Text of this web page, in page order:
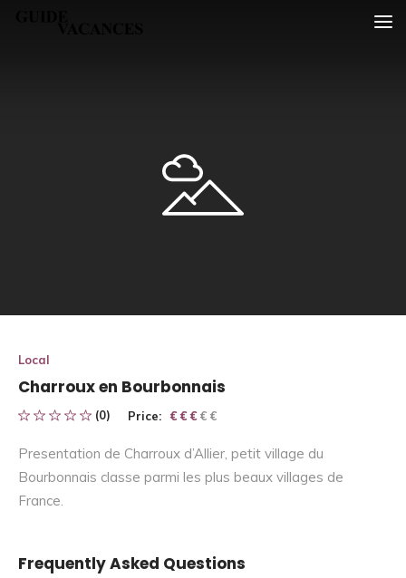
Local
Charroux en Bourbonnais
(0) Price: € € € € €
€ € €
Presentation de Charroux d’Allier, petit village du
Bourbonnais classe parmi les plus beaux villages de
France.
Frequently Asked Questions